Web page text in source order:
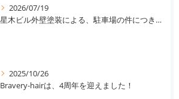
2026/07/19
星木ビル外壁塗装による、駐車場の件につきまして。
2025/10/26
Bravery-hairは、4周年を迎えました！